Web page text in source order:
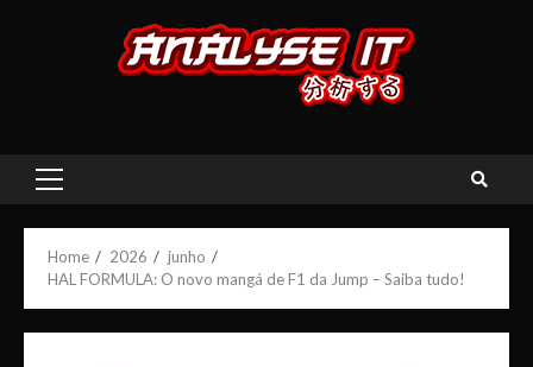
Primary
Home 2026
junho
HAL FORMULA: O novo mangá de F1 da Jump – Saiba tudo!